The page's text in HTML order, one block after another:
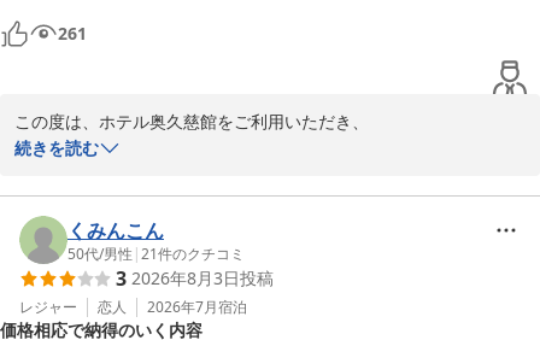
大子温泉 ホテル奥久慈館（伊東園ホテルズ）
261
この度は、ホテル奥久慈館をご利用いただき、
誠にありがとうございました。
ご滞在に際しまして、
布団の硬さや、お湯の温度が低かった点について、ご不便とご不快
な思いをさせてしまいましたこと、深くお詫び申し上げます。
お寄せいただいた貴重なご意見を真摯に受け止め、今後の改善に努
めてまいります。
続きを読む
くみんこん
50代/男性 |21件のクチコミ
3 2026年8月3日投稿
レジャー 恋人 2026年7月宿泊
価格相応で納得のいく内容